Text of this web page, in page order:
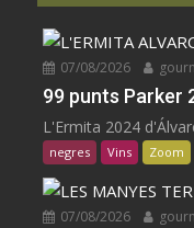
07/08/2026
99 punts Parker
L'Ermita 2024
negres Vins Zoom
07/08/2026